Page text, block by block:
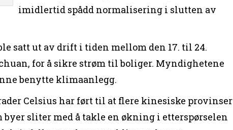
imidlertid spådd normalisering i slutten av
satt ut av drift i tiden mellom den 17. til 24.
for å sikre strøm til boliger. Myndighetene
benytte klimaanlegg.
Celsius har ført til at flere kinesiske provinser
byer sliter med å takle en økning i etterspørselen